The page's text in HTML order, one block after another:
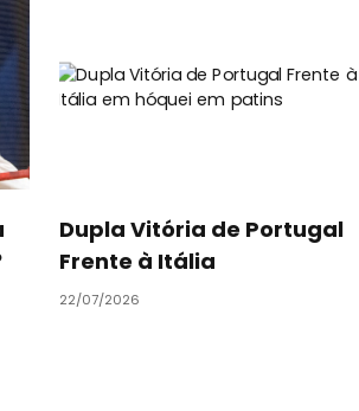
Dupla Vitória de Portugal
Frente à Itália
22/07/2026